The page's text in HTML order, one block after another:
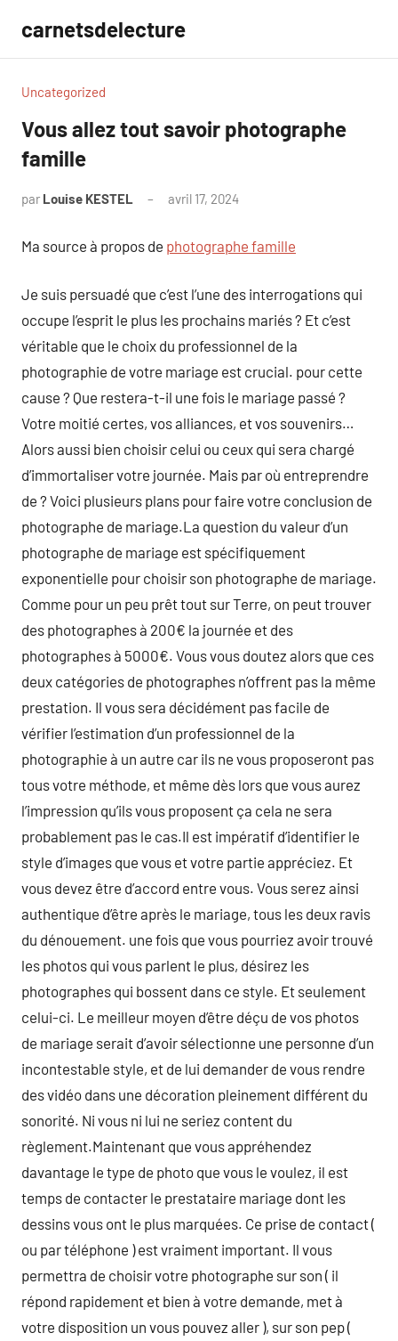
contenu
carnetsdelecture
Uncategorized
Vous allez tout savoir photographe
famille
par Louise KESTEL avril 17, 2024
Ma source à propos de photographe famille
Je suis persuadé que c’est l’une des interrogations qui
occupe l’esprit le plus les prochains mariés ? Et c’est
véritable que le choix du professionnel de la
photographie de votre mariage est crucial. pour cette
cause ? Que restera-t-il une fois le mariage passé ?
Votre moitié certes, vos alliances, et vos souvenirs…
Alors aussi bien choisir celui ou ceux qui sera chargé
d’immortaliser votre journée. Mais par où entreprendre
de ? Voici plusieurs plans pour faire votre conclusion de
photographe de mariage.La question du valeur d’un
photographe de mariage est spécifiquement
exponentielle pour choisir son photographe de mariage.
Comme pour un peu prêt tout sur Terre, on peut trouver
des photographes à 200€ la journée et des
photographes à 5000€. Vous vous doutez alors que ces
deux catégories de photographes n’offrent pas la même
prestation. Il vous sera décidément pas facile de
vérifier l’estimation d’un professionnel de la
photographie à un autre car ils ne vous proposeront pas
tous votre méthode, et même dès lors que vous aurez
l’impression qu’ils vous proposent ça cela ne sera
probablement pas le cas.Il est impératif d’identifier le
style d’images que vous et votre partie appréciez. Et
vous devez être d’accord entre vous. Vous serez ainsi
authentique d’être après le mariage, tous les deux ravis
du dénouement. une fois que vous pourriez avoir trouvé
les photos qui vous parlent le plus, désirez les
photographes qui bossent dans ce style. Et seulement
celui-ci. Le meilleur moyen d’être déçu de vos photos
de mariage serait d’avoir sélectionne une personne d’un
incontestable style, et de lui demander de vous rendre
des vidéo dans une décoration pleinement différent du
sonorité. Ni vous ni lui ne seriez content du
règlement.Maintenant que vous appréhendez
davantage le type de photo que vous le voulez, il est
temps de contacter le prestataire mariage dont les
dessins vous ont le plus marquées. Ce prise de contact (
ou par téléphone ) est vraiment important. Il vous
permettra de choisir votre photographe sur son ( il
répond rapidement et bien à votre demande, met à
votre disposition un vous pouvez aller ), sur son pep (